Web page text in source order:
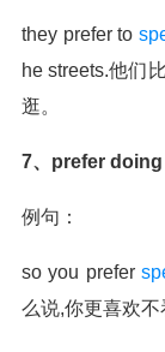
they prefer to
he streets.他们
逛。
7、prefer
例句：
so you prefer
么说,你更喜欢